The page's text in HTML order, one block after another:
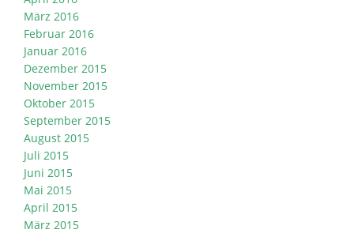
März 2016
Februar 2016
Januar 2016
Dezember 2015
November 2015
Oktober 2015
September 2015
August 2015
Juli 2015
Juni 2015
Mai 2015
April 2015
März 2015